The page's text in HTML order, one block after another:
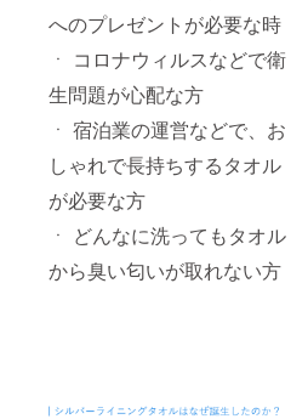
へのプレゼントが必要な時
ㆍ コロナウィルスなどで衛
生問題が心配な方
ㆍ 宿泊業の運営などで、お
しゃれで長持ちするタオル
が必要な方
ㆍ どんなに洗ってもタオル
から臭い匂いが取れない方